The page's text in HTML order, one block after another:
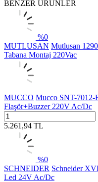
BENZER ÜRÜNLER
%0
MUTLUSAN Mutlusan
Tabana Montaj 220Vac
MUCCO Mucco SNT-7012-
Flaşör+Buzzer 220V Ac/Dc
5.261,94 TL
%0
SCHNEIDER Schneider
Led 24V Ac/Dc